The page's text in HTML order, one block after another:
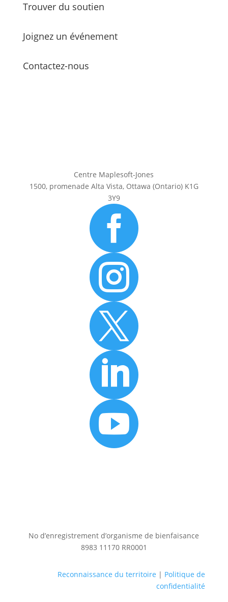
Trouver du soutien
Joignez un événement
Contactez-nous
Centre Maplesoft-Jones
1500, promenade Alta Vista, Ottawa (Ontario) K1G
3Y9





No d’enregistrement d’organisme de bienfaisance
8983 11170 RR0001
Reconnaissance du territoire | Politique de
confidentialité